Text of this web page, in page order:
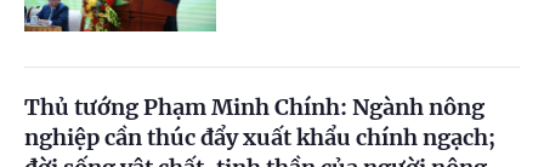
Thủ tướng Phạm Minh Chính: Ngành nông
nghiệp cần thúc đẩy xuất khẩu chính ngạch;